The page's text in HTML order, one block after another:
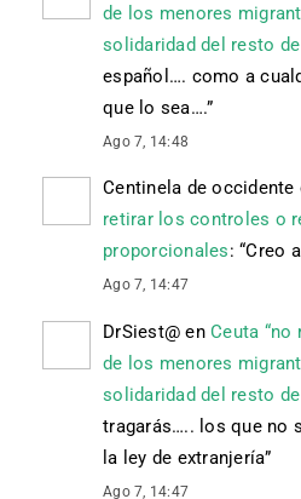
de los menores
solidaridad del resto
español…. como a
que lo sea….”
Ago 7, 14:48
Centinela de occidente
retirar los controles o
proporcionales: “Creo
Ago 7, 14:47
DrSiest@ en Ceuta “no
de los menores
solidaridad del resto
tragarás….. los que no
la ley de extranjería”
Ago 7, 14:47